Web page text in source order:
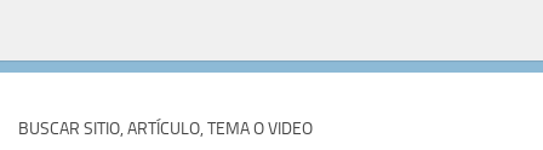
BUSCAR SITIO, ARTÍCULO, TEMA O VIDEO